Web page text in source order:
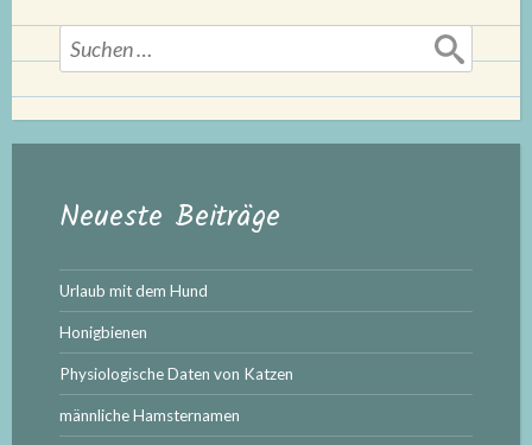
Suchen
nach:
Neueste Beiträge
Urlaub mit dem Hund
Honigbienen
Physiologische Daten von Katzen
männliche Hamsternamen